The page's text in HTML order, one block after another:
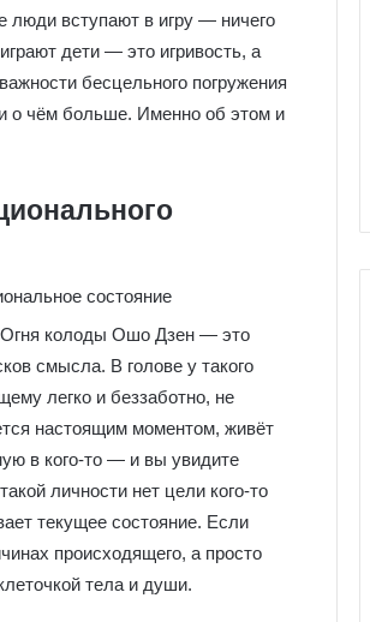
люди вступают в игру — ничего
дети — это игривость, а
бесцельного погружения
о чём больше. Именно об этом и
Огня колоды Ошо Дзен — это
смысла. В голове у такого
легко и беззаботно, не
настоящим моментом, живёт
в кого-то — и вы увидите
личности нет цели кого-то
текущее состояние. Если
происходящего, а просто
тела и души.
л
е
р
е
к
о Галерея колоды Таро